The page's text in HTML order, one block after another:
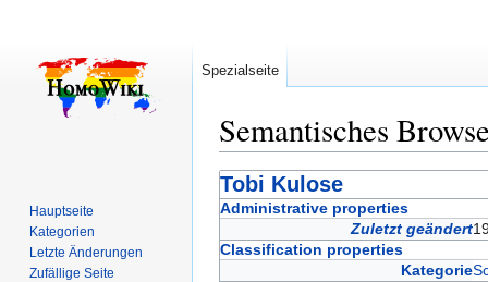
Semantisches
Zur
Navigation
Zur
Suche
Tobi Kulose
Administrative properties
Zuletzt geändert
Classification properties
Kategorie
Spezialseite
Hauptseite
Kategorien
Letzte Änderungen
Zufällige Seite